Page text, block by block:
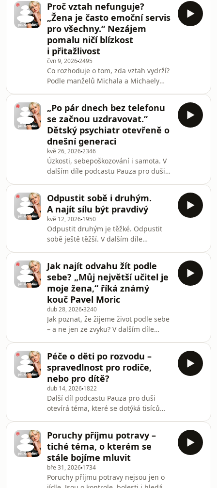
zamilovanosti stává skutečná láska? V
dalším díle podcastu Pauza pro duši
odpovídá párová terapeutka Lucie
Lucká.
Proč vztah nefunguje?
„Žena je často emoční servis
pro všechny.“ Nezájem
pomalu ničí blízkost
i přitažlivost
čvn 9, 20262495
Co rozhoduje o tom, zda vztah vydrží?
Podle manželů Michala a Michaely
díle podcastu Pauza pro duši mluví o
emoční zralosti, komunikaci i o tom,
proč skutečná blízkost vzniká teprve
ve chvíli, kdy se o druhého člověka
opravdu zajímáme.
„Po pár dnech bez telefonu
se začnou uzdravovat.“
Dětský psychiatr otevřeně o
dnešní generaci
kvě 26, 20262346
Úzkosti, sebepoškozování i samota. V
dalším díle podcastu Pauza pro duši
psychicky strádají, jakou roli v tom
hrají telefony a sociální sítě – a proč
obyčejné naslouchání může být pro
dospívajícího to nejdůležitější.
Odpustit sobě i druhým.
A najít sílu být pravdivý
kvě 12, 2026 1950
Odpustit druhým je těžké. Odpustit
sobě ještě těžší. V dalším díle
vlastních stínů, hledání vnitřního
souladu i o tom, proč je někdy nejtěžší
být k sobě opravdu pravdivý.
Jak najít odvahu žít podle
sebe? „Můj největší učitel je
moje žena,“ říká známý
kouč Pavel Moric
dub 28, 20263240
Jak poznat, že žijeme život podle sebe
– a ne jen ze zvyku? V dalším díle
pravidelné sebereflexi i o tom, proč je
někdy nejtěžší být upřímný sám k
sobě.
Péče o děti po rozvodu –
spravedlnost pro rodiče,
nebo pro dítě?
dub 14, 2026 1822
Další díl podcastu Pauza pro duši
otevírá téma, které se dotýká tisíců
mluví o takzvané rovnocenné péči –
ale je skutečně vždy v nejlepším
zájmu dítěte? Hostem je psycholožka a
psychoterapeutka Jana Woleská, která
má za sebou desítky let praxe s
Poruchy příjmu potravy –
tiché téma, o kterém se
stále bojíme mluvit
bře 31, 2026 1734
Poruchy příjmu potravy nejsou jen o